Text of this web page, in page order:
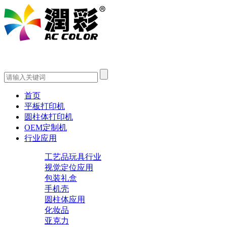
首页
平板打印机
圆柱体打印机
OEM定制机
行业应用
工艺品玩具行业
视觉定位应用
包装礼盒
手机壳
圆柱体应用
化妆品
亚克力